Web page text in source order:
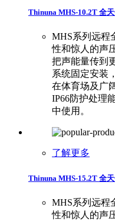
Thinuna MHS-10.2T 全
MHS系列远程
性和惊人的声
把声能量传到
系统固定安装
在体育场及广
IP66防护处理
中使用。
了解更多
Thinuna MHS-15.2T 全
MHS系列远程
性和惊人的声